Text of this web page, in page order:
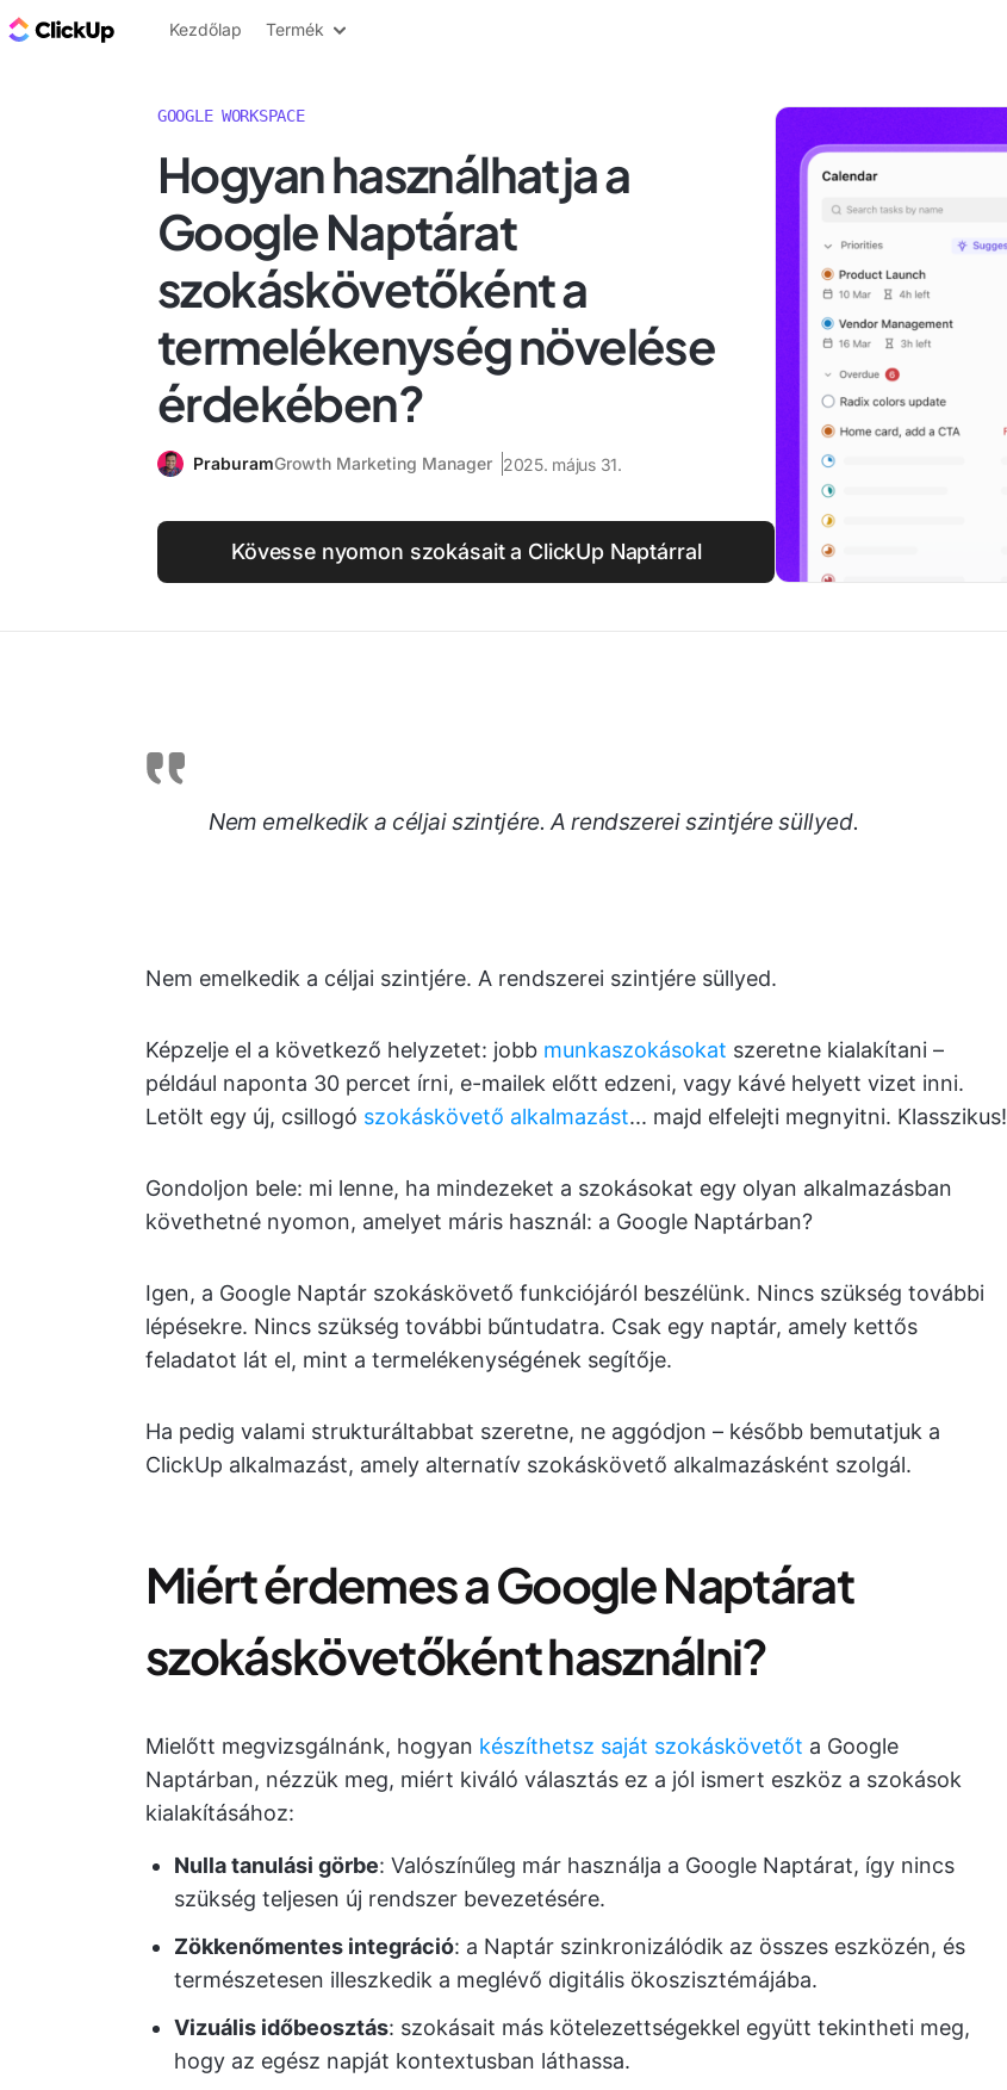
ClickUp blog
Kezdőlap Termék
GOOGLE WORKSPACE
Hogyan használhatja a
Google Naptárat
szokáskövetőként a
termelékenység növelése
érdekében?
PraburamGrowth Marketing Manager 2025. május 31.
Kövesse nyomon szokásait a ClickUp Naptárral
Nem emelkedik a céljai szintjére. A rendszerei szintjére süllyed.
Nem emelkedik a céljai szintjére. A rendszerei szintjére süllyed.
Képzelje el a következő helyzetet: jobb munkaszokásokat szeretne kialakítani –
például naponta 30 percet írni, e-mailek előtt edzeni, vagy kávé helyett vizet inni.
Letölt egy új, csillogó szokáskövető alkalmazást... majd elfelejti megnyitni. Klasszikus!
Gondoljon bele: mi lenne, ha mindezeket a szokásokat egy olyan alkalmazásban
követhetné nyomon, amelyet máris használ: a Google Naptárban?
Igen, a Google Naptár szokáskövető funkciójáról beszélünk. Nincs szükség további
lépésekre. Nincs szükség további bűntudatra. Csak egy naptár, amely kettős
feladatot lát el, mint a termelékenységének segítője.
Ha pedig valami strukturáltabbat szeretne, ne aggódjon – később bemutatjuk a
ClickUp alkalmazást, amely alternatív szokáskövető alkalmazásként szolgál.
Miért érdemes a Google Naptárat
szokáskövetőként használni?
Mielőtt megvizsgálnánk, hogyan készíthetsz saját szokáskövetőt a Google
Naptárban, nézzük meg, miért kiváló választás ez a jól ismert eszköz a szokások
kialakításához:
Nulla tanulási görbe: Valószínűleg már használja a Google Naptárat, így nincs
szükség teljesen új rendszer bevezetésére.
Zökkenőmentes integráció: a Naptár szinkronizálódik az összes eszközén, és
természetesen illeszkedik a meglévő digitális ökoszisztémájába.
Vizuális időbeosztás: szokásait más kötelezettségekkel együtt tekintheti meg,
hogy az egész napját kontextusban láthassa.